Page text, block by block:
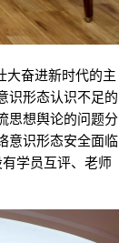
奋进新时代的主
识形态认识不足的
思想舆论的问题分
意识形态安全面临
学员互评、老师